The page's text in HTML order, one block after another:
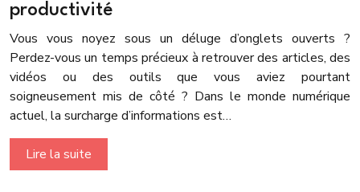
productivité
Vous vous noyez sous un déluge d’onglets ouverts ?
Perdez-vous un temps précieux à retrouver des articles, des
vidéos ou des outils que vous aviez pourtant
soigneusement mis de côté ? Dans le monde numérique
actuel, la surcharge d’informations est…
Lire la suite